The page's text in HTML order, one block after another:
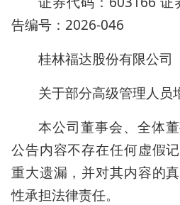
告编号：2026-046
桂林福达股份有限公司
关于部分高级管理人员
本公司董事会、全体
公告内容不存在任何虚假
重大遗漏，并对其内容的
性承担法律责任。